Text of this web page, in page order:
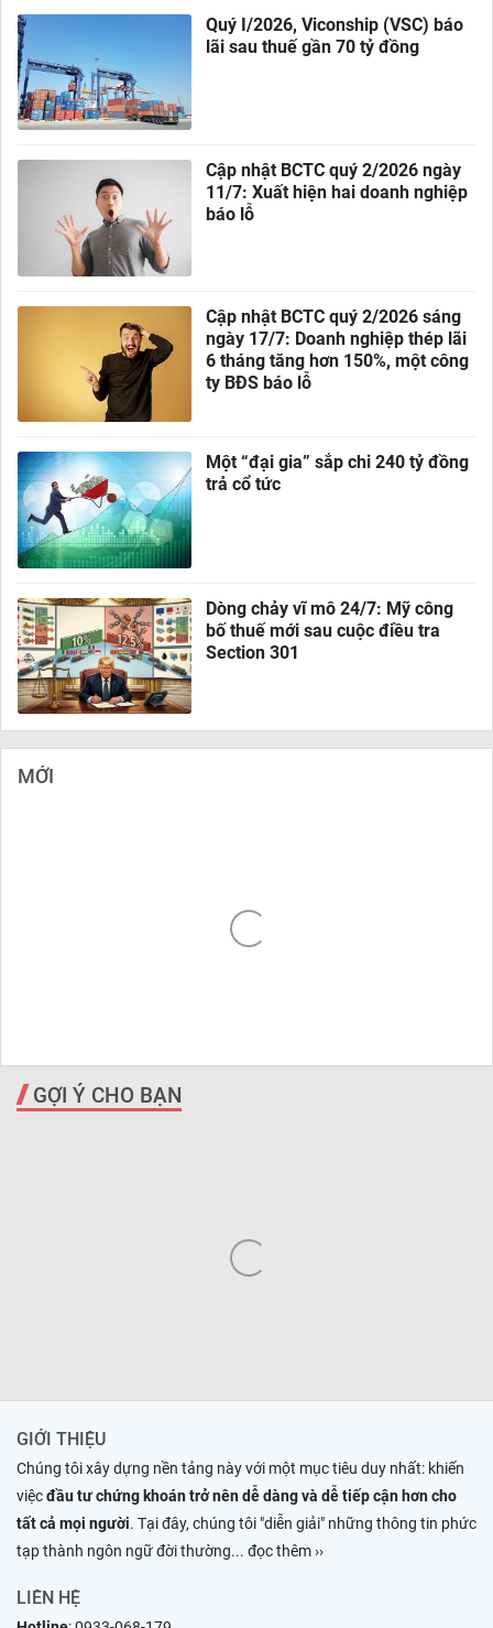
Quý I/2026, Viconship (VSC) báo
lãi sau thuế gần 70 tỷ đồng
Cập nhật BCTC quý 2/2026 ngày
11/7: Xuất hiện hai doanh nghiệp
báo lỗ
Cập nhật BCTC quý 2/2026 sáng
ngày 17/7: Doanh nghiệp thép lãi
6 tháng tăng hơn 150%, một công
ty BĐS báo lỗ
Một “đại gia” sắp chi 240 tỷ đồng
trả cổ tức
Dòng chảy vĩ mô 24/7: Mỹ công
bố thuế mới sau cuộc điều tra
Section 301
MỚI
GỢI Ý CHO BẠN
GIỚI THIỆU
Chúng tôi xây dựng nền tảng này với một mục tiêu duy nhất: khiến
việcđầu tư chứng khoán trở nên dễ dàng và dễ tiếp cận hơn cho
tất cả mọi người. Tại đây, chúng tôi "diễn giải" những thông tin phức
tạp thành ngôn ngữ đời thường... đọc thêm ››
LIÊN HỆ